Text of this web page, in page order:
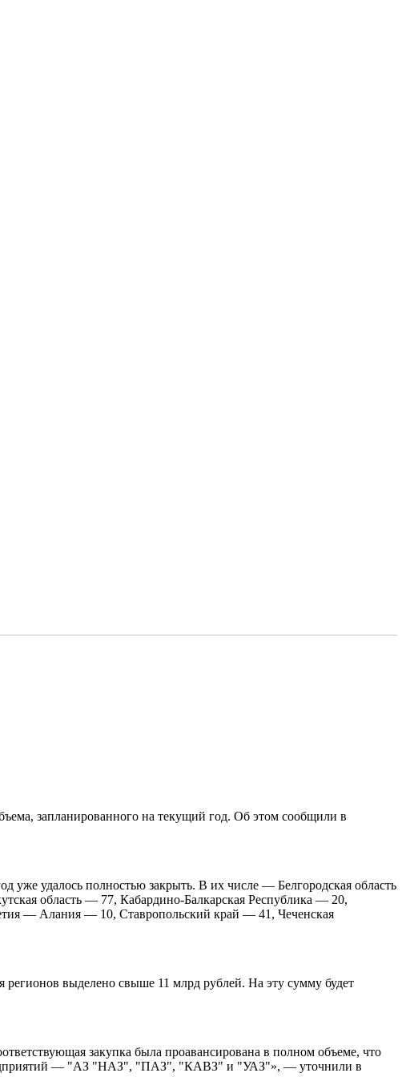
запланированного на текущий год. Об этом сообщили в
уже удалось полностью закрыть. В их числе — Белгородская область
область — 77, Кабардино-Балкарская Республика — 20,
— Алания — 10, Ставропольский край — 41, Чеченская
выделено свыше 11 млрд рублей. На эту сумму будет
закупка была проавансирована в полном объеме, что
— "АЗ "НАЗ", "ПАЗ", "КАВЗ" и "УАЗ"», — уточнили в